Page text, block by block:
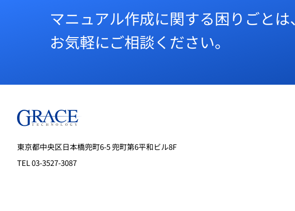
マニュアル作成に関する困りごとは、
お気軽にご相談ください。
東京都中央区日本橋兜町6-5 兜町第6平和ビル8F
TEL 03-3527-3087